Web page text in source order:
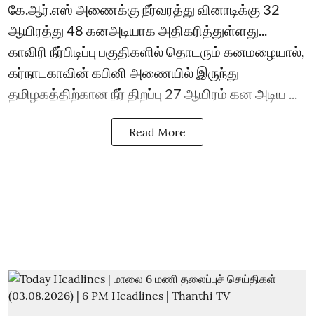
கே.ஆர்.எஸ் அணைக்கு நீர்வரத்து வினாடிக்கு 32
ஆயிரத்து 48 கனஅடியாக அதிகரித்துள்ளது...
காவிரி நீர்பிடிப்பு பகுதிகளில் தொடரும் கனமழையால்,
கர்நாடகாவின் கபினி அணையில் இருந்து
தமிழகத்திற்கான நீர் திறப்பு 27 ஆயிரம் கன அடிய ...
Read More